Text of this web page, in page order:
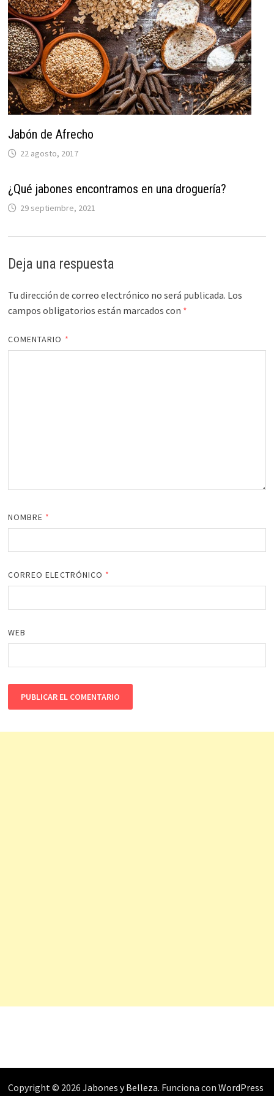
Jabón de Afrecho
22 agosto, 2017
¿Qué jabones encontramos en una droguería?
29 septiembre, 2021
Deja una respuesta
Tu dirección de correo electrónico no será publicada. Los
campos obligatorios están marcados con *
COMENTARIO *
NOMBRE *
CORREO ELECTRÓNICO *
WEB
Copyright © 2026 Jabones y Belleza. Funciona con WordPress